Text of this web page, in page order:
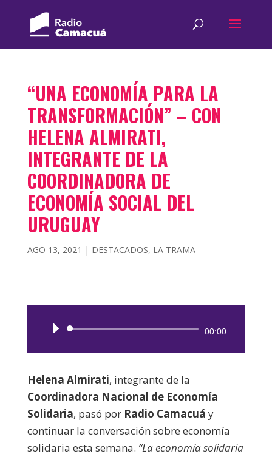
“UNA ECONOMÍA PARA LA
TRANSFORMACIÓN” – CON
HELENA ALMIRATI,
INTEGRANTE DE LA
COORDINADORA DE
ECONOMÍA SOCIAL DEL
URUGUAY
AGO 13, 2021 | DESTACADOS, LA TRAMA
Reproductor
00:00
Helena Almirati, integrante de la
Coordinadora Nacional de Economía
Solidaria, pasó por Radio Camacuá y
continuar la conversación sobre economía
solidaria esta semana. “La economía solidaria